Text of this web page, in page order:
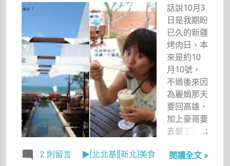
麼，一臉饞
相在電腦前
都可以感受
到。
話說10月3
日是我期盼
已久的新疆
烤肉日，本
來是約10
月10號，
不過後來因
為麗娟那天
要回高雄，
加上豪哥要
去墾丁潛水
出國而決定
2 則留言 ▶[北北基][新北]美食 閱讀全文 »